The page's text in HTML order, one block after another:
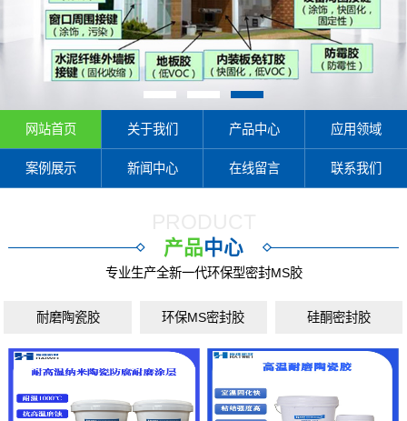
网站首页 关于我们 产品中心 应用领域
案例展示 新闻中心 在线留言 联系我们
产品中心
专业生产全新一代环保型密封MS胶
耐磨陶瓷胶 环保MS密封胶 硅酮密封胶